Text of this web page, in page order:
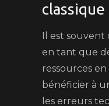
Il est souvent
en tant que
ressources
bénéficier à
les erreurs